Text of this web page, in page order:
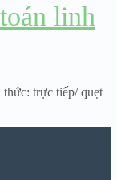
linh
thức: trực tiếp/ quẹt